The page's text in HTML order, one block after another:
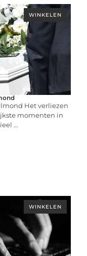
WINKELEN
Het verliezen
momenten in
...
WINKELEN